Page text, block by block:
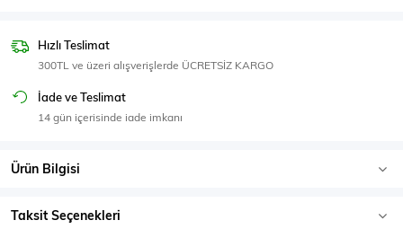
Eşofman Üstü
Hızlı Teslimat
300TL ve üzeri alışverişlerde ÜCRETSİZ KARGO
İade ve Teslimat
14 gün içerisinde iade imkanı
Ürün Bilgisi
Taksit Seçenekleri